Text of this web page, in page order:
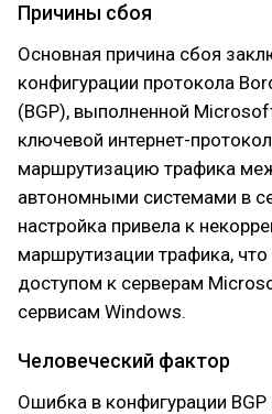
Причины сбоя
Основная причина сбоя
конфигурации протокола
(BGP), выполненной
ключевой интернет-
маршрутизацию трафика
автономными системами в
настройка привела к
маршрутизации трафика,
доступом к серверам
сервисам Windows.
Человеческий фактор
Ошибка в конфигурации